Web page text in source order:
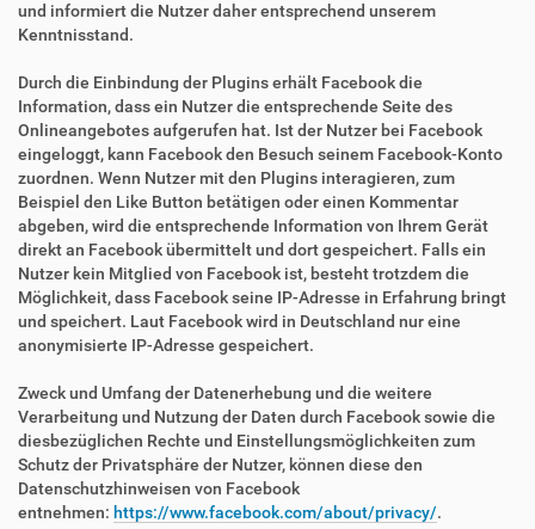
und informiert die Nutzer daher entsprechend unserem
Kenntnisstand.
Durch die Einbindung der Plugins erhält Facebook die
Information, dass ein Nutzer die entsprechende Seite des
Onlineangebotes aufgerufen hat. Ist der Nutzer bei Facebook
eingeloggt, kann Facebook den Besuch seinem Facebook-Konto
zuordnen. Wenn Nutzer mit den Plugins interagieren, zum
Beispiel den Like Button betätigen oder einen Kommentar
abgeben, wird die entsprechende Information von Ihrem Gerät
direkt an Facebook übermittelt und dort gespeichert. Falls ein
Nutzer kein Mitglied von Facebook ist, besteht trotzdem die
Möglichkeit, dass Facebook seine IP-Adresse in Erfahrung bringt
und speichert. Laut Facebook wird in Deutschland nur eine
anonymisierte IP-Adresse gespeichert.
Zweck und Umfang der Datenerhebung und die weitere
Verarbeitung und Nutzung der Daten durch Facebook sowie die
diesbezüglichen Rechte und Einstellungsmöglichkeiten zum
Schutz der Privatsphäre der Nutzer, können diese den
Datenschutzhinweisen von Facebook
entnehmen: https://www.facebook.com/about/privacy/.